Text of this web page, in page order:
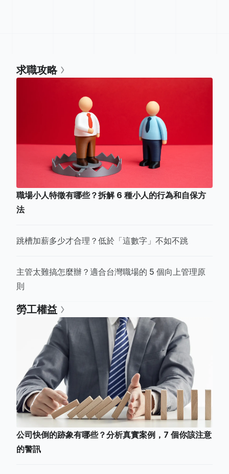
求職攻略
職場小人特徵有哪些？拆解 6 種小人的行為和自保方
法
跳槽加薪多少才合理？低於「這數字」不如不跳
主管太難搞怎麼辦？適合台灣職場的 5 個向上管理原
則
勞工權益
公司快倒的跡象有哪些？分析真實案例，7 個你該注意
的警訊